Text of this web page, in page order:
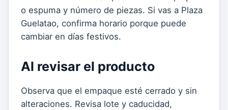
o espuma y número de piezas. Si vas a Plaza
Guelatao, confirma horario porque puede
cambiar en días festivos.
Al revisar el producto
Observa que el empaque esté cerrado y sin
alteraciones. Revisa lote y caducidad,